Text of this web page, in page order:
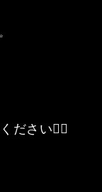
ださい🙇‍♂️